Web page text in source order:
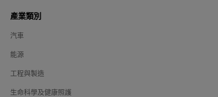
產業類別
汽車
能源
工程與製造
生命科學及健康照護